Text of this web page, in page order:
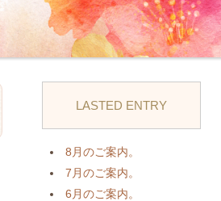
LASTED ENTRY
8月のご案内。
7月のご案内。
6月のご案内。